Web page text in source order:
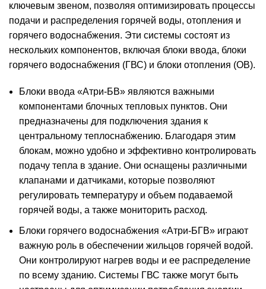
ключевым звеном, позволяя оптимизировать процессы
подачи и распределения горячей воды, отопления и
горячего водоснабжения. Эти системы состоят из
нескольких компонентов, включая блоки ввода, блоки
горячего водоснабжения (ГВС) и блоки отопления (ОВ).
Блоки ввода «Атри-БВ» являются важными
компонентами блочных тепловых пунктов. Они
предназначены для подключения здания к
центральному теплоснабжению. Благодаря этим
блокам, можно удобно и эффективно контролировать
подачу тепла в здание. Они оснащены различными
клапанами и датчиками, которые позволяют
регулировать температуру и объем подаваемой
горячей воды, а также мониторить расход.
Блоки горячего водоснабжения «Атри-БГВ» играют
важную роль в обеспечении жильцов горячей водой.
Они контролируют нагрев воды и ее распределение
по всему зданию. Системы ГВС также могут быть